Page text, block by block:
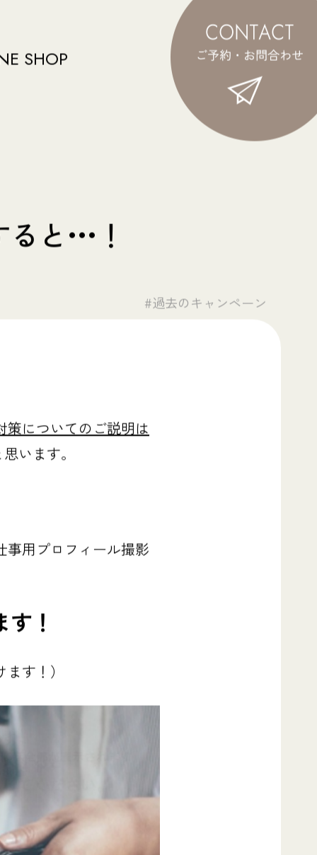
SHOP
と•••！
#過去のキャンペーン
策についてのご説明は
います。
事用プロフィール撮影
！
す！）